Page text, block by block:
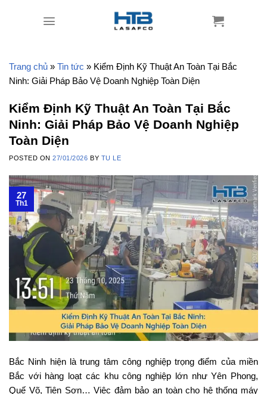
Trang chủ » Tin tức » Kiểm Định Kỹ Thuật An Toàn Tại Bắc
Ninh: Giải Pháp Bảo Vệ Doanh Nghiệp Toàn Diện
Kiểm Định Kỹ Thuật An Toàn Tại Bắc
Ninh: Giải Pháp Bảo Vệ Doanh Nghiệp
Toàn Diện
POSTED ON27/01/2026 BY TU LE
27
Th1
Bắc Ninh hiện là trung tâm công nghiệp trọng điểm của miền
Bắc với hàng loạt các khu công nghiệp lớn như Yên Phong,
Quế Võ, Tiên Sơn… Việc đảm bảo an toàn cho hệ thống máy